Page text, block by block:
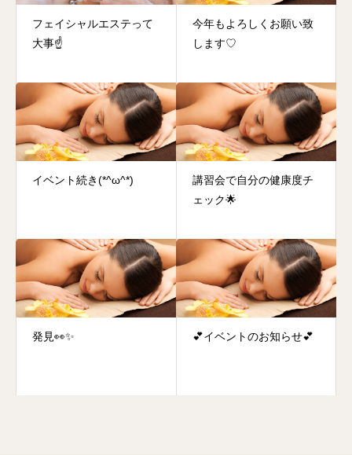
フェイシャルエステって
大事☝
今年もよろしくお願い致
します♡
イベント続き(*^ω^*)
講習会で自分の健康度チ
ェック🌟
発見👀✨ 💕イベントのお知らせ💕